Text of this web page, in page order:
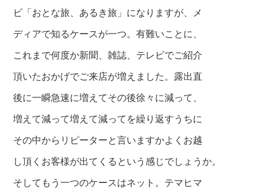
ビ「おとな旅、あるき旅」になりますが、 メ
ディアで知るケースが一つ。有難いことに、
これまで何度か新聞、雑誌、テレビでご紹介
頂いたおかげでご来店が増えました。露出直
後に一瞬急速に増えてその後徐々に減って、
増えて減って増えて減ってを繰り返すうちに
その中からリ ピーターと言いますかよくお越
し頂くお客様が出てくるという感じでしょうか。
そしてもう一つのケースはネット。テマヒマ